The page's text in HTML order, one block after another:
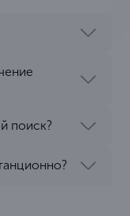
поиск?